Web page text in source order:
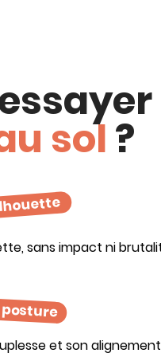
sol?
sans impact ni
et son alignement